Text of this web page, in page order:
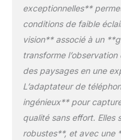
exceptionnelles**
conditions de faible
vision** associé à un
transforme
des paysages en une
L’adaptateur de
ingénieux** pour
qualité sans effort. Elles
robustes**, et avec